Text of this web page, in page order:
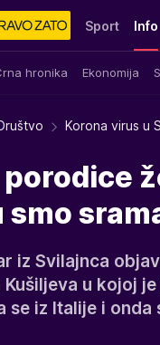
Sport Info
hronika Ekonomija
Korona virus u
smo
iz Svilajnca
u kojoj
se iz Italije i onda